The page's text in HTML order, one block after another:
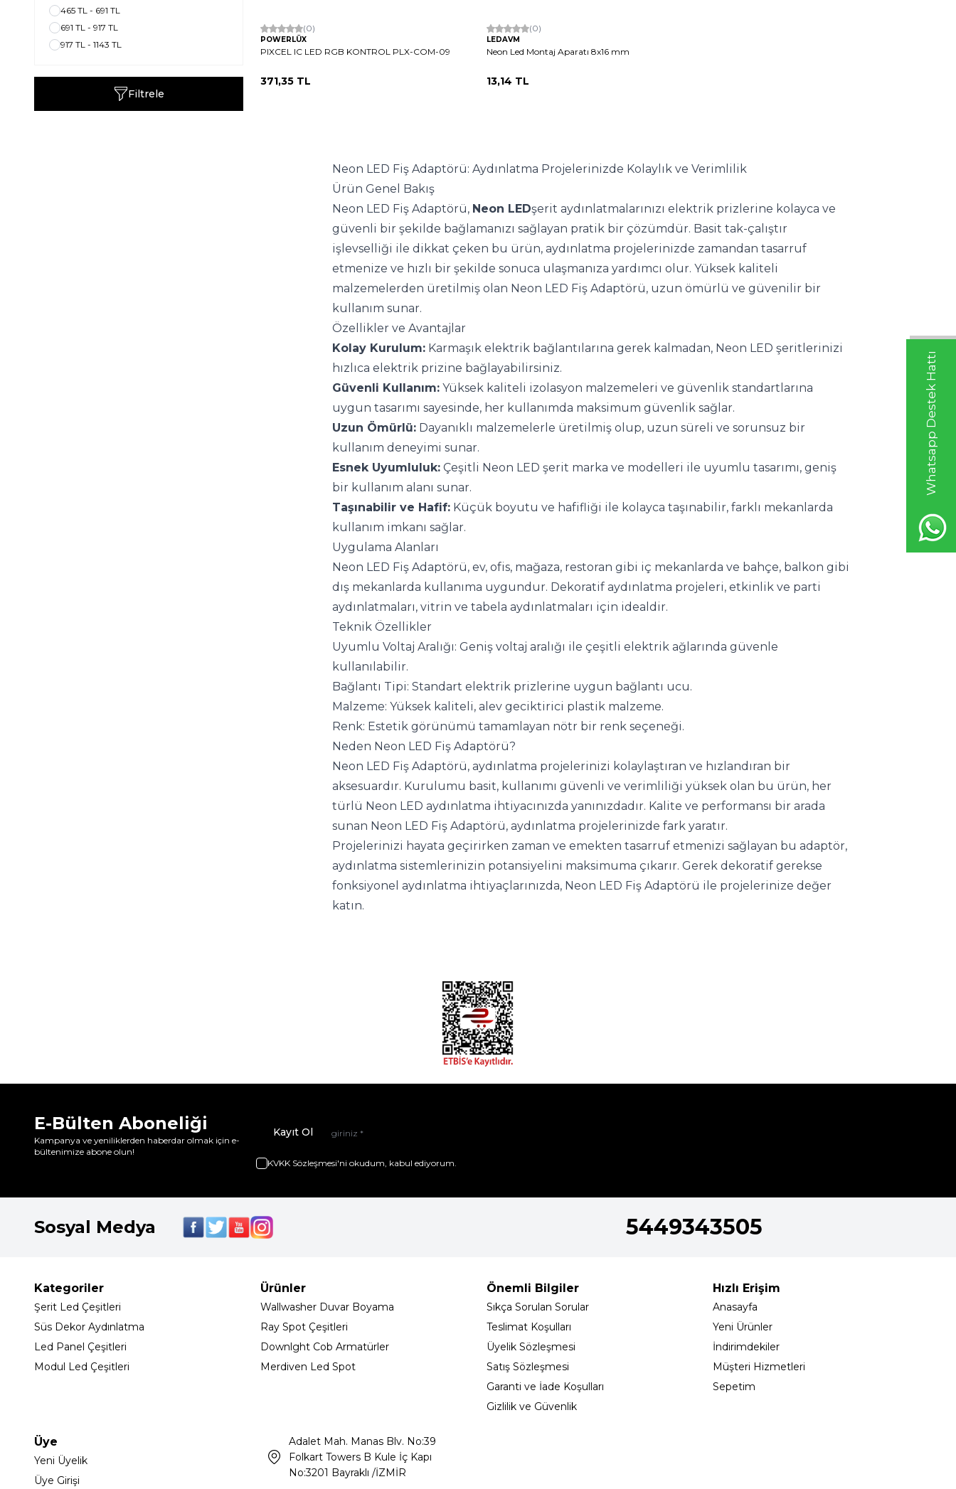
Whatsapp Destek Hattı
465 TL - 691 TL
691 TL - 917 TL
917 TL - 1143 TL
Filtrele
(0)
POWERLÜX
PIXCEL IC LED RGB KONTROL PLX-COM-09
371,35 TL
(0)
LEDAVM
Neon Led Montaj Aparatı 8x16 mm
13,14 TL
Neon LED Fiş Adaptörü: Aydınlatma Projelerinizde Kolaylık ve Verimlilik
Ürün Genel Bakış
Neon LED Fiş Adaptörü, Neon LEDşerit aydınlatmalarınızı elektrik prizlerine kolayca ve
güvenli bir şekilde bağlamanızı sağlayan pratik bir çözümdür. Basit tak-çalıştır
işlevselliği ile dikkat çeken bu ürün, aydınlatma projelerinizde zamandan tasarruf
etmenize ve hızlı bir şekilde sonuca ulaşmanıza yardımcı olur. Yüksek kaliteli
malzemelerden üretilmiş olan Neon LED Fiş Adaptörü, uzun ömürlü ve güvenilir bir
kullanım sunar.
Özellikler ve Avantajlar
Kolay Kurulum: Karmaşık elektrik bağlantılarına gerek kalmadan, Neon LED şeritlerinizi
hızlıca elektrik prizine bağlayabilirsiniz.
Güvenli Kullanım: Yüksek kaliteli izolasyon malzemeleri ve güvenlik standartlarına
uygun tasarımı sayesinde, her kullanımda maksimum güvenlik sağlar.
Uzun Ömürlü: Dayanıklı malzemelerle üretilmiş olup, uzun süreli ve sorunsuz bir
kullanım deneyimi sunar.
Esnek Uyumluluk: Çeşitli Neon LED şerit marka ve modelleri ile uyumlu tasarımı, geniş
bir kullanım alanı sunar.
Taşınabilir ve Hafif: Küçük boyutu ve hafifliği ile kolayca taşınabilir, farklı mekanlarda
kullanım imkanı sağlar.
Uygulama Alanları
Neon LED Fiş Adaptörü, ev, ofis, mağaza, restoran gibi iç mekanlarda ve bahçe, balkon gibi
dış mekanlarda kullanıma uygundur. Dekoratif aydınlatma projeleri, etkinlik ve parti
aydınlatmaları, vitrin ve tabela aydınlatmaları için idealdir.
Teknik Özellikler
Uyumlu Voltaj Aralığı: Geniş voltaj aralığı ile çeşitli elektrik ağlarında güvenle
kullanılabilir.
Bağlantı Tipi: Standart elektrik prizlerine uygun bağlantı ucu.
Malzeme: Yüksek kaliteli, alev geciktirici plastik malzeme.
Renk: Estetik görünümü tamamlayan nötr bir renk seçeneği.
Neden Neon LED Fiş Adaptörü?
Neon LED Fiş Adaptörü, aydınlatma projelerinizi kolaylaştıran ve hızlandıran bir
aksesuardır. Kurulumu basit, kullanımı güvenli ve verimliliği yüksek olan bu ürün, her
türlü Neon LED aydınlatma ihtiyacınızda yanınızdadır. Kalite ve performansı bir arada
sunan Neon LED Fiş Adaptörü, aydınlatma projelerinizde fark yaratır.
Projelerinizi hayata geçirirken zaman ve emekten tasarruf etmenizi sağlayan bu adaptör,
aydınlatma sistemlerinizin potansiyelini maksimuma çıkarır. Gerek dekoratif gerekse
fonksiyonel aydınlatma ihtiyaçlarınızda, Neon LED Fiş Adaptörü ile projelerinize değer
katın.
E-Bülten Aboneliği
Kampanya ve yeniliklerden haberdar olmak için e-
bültenimize abone olun!
Kayıt Ol
KVKK Sözleşmesi'ni okudum, kabul ediyorum.
Sosyal Medya 5449343505
Kategoriler
Şerit Led Çeşitleri
Süs Dekor Aydınlatma
Led Panel Çeşitleri
Modul Led Çeşitleri
Ürünler
Wallwasher Duvar Boyama
Ray Spot Çeşitleri
Downlght Cob Armatürler
Merdiven Led Spot
Önemli Bilgiler
Sıkça Sorulan Sorular
Teslimat Koşulları
Üyelik Sözleşmesi
Satış Sözleşmesi
Garanti ve İade Koşulları
Gizlilik ve Güvenlik
Hızlı Erişim
Anasayfa
Yeni Ürünler
İndirimdekiler
Müşteri Hizmetleri
Sepetim
Üye
Yeni Üyelik
Üye Girişi
Adalet Mah. Manas Blv. No:39
Folkart Towers B Kule İç Kapı
No:3201 Bayraklı /İZMİR